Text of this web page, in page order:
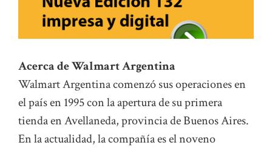
Acerca de Walmart Argentina
Walmart Argentina comenzó sus operaciones en
el país en 1995 con la apertura de su primera
tienda en Avellaneda, provincia de Buenos Aires.
En la actualidad, la compañía es el noveno